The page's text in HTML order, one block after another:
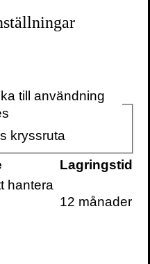
förgäves.
har pågått i mer
distinkta steg
i boken.
i nedgången kan
att falla hela
skulle kunna
av hans
to great som
stadier.
när man
till användning
kryssruta
Lagringstid
hantera
12 månader